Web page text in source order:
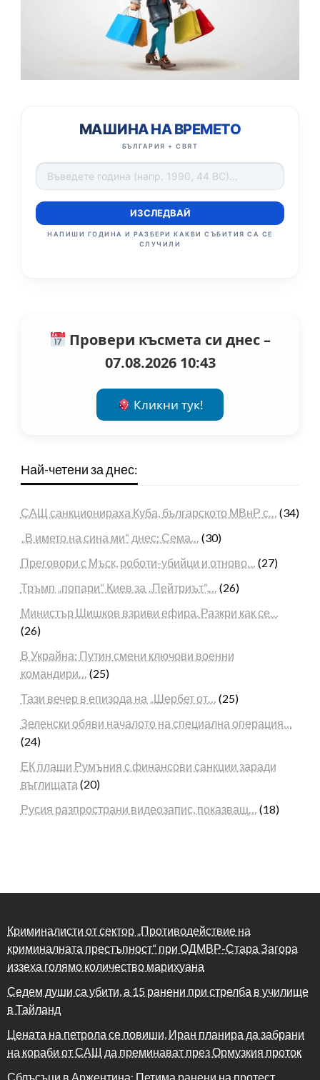
МАШИНА НА ВРЕМЕТО
БЪЛГАРИЯ + СВЯТ
ИЗСЛЕДВАЙ
НАПИШИ ГОДИНА И РАЗБЕРИ КАКВИ СЪБИТИЯ СА СЕ
СЛУЧИЛИ
Провери късмета си днес –
07.08.2026 10:43
Кликни тук!
Най-четени за днес:
САЩ санкционираха Куба, българското МВнР с… (34)
„В името на сина ми“ днес: Сема… (30)
Преговори с Мъск, роботи-убийци и отново… (27)
Тръмп „попари“ Киев за „Пейтриът“,… (26)
Министър Шишков взриви ефира. Разкри как се…
(26)
В Украйна: Путин смени ключови военни
командири… (25)
Тази вечер в епизода на „Шербет от… (25)
Зеленски обяви началото на специална операция…
(24)
ЕК плаши Румъния с финансови санкции заради
въглищата (20)
Русия разпространи видеозапис, показващ… (18)
Криминалисти от сектор „Противодействие на
криминалната престъпност“ при ОДМВР-Стара Загора
иззеха голямо количество марихуана
Седем души са убити, а 15 ранени при стрелба в училище
в Тайланд
Цената на петрола се повиши, Иран планира да забрани
на кораби от САЩ да преминават през Ормузкия проток
Сблъсъци в Аржентина: Петима ранени на протест